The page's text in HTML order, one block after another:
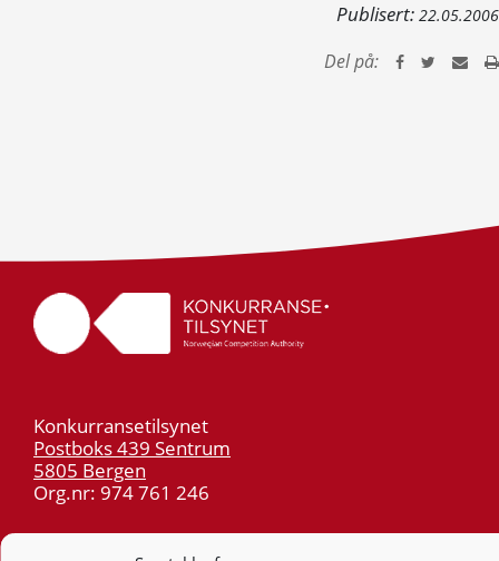
Publisert: 22.05.2006
Del på:
Konkurransetilsynet
Postboks 439 Sentrum
5805 Bergen
Org.nr: 974 761 246
55 59 75 00